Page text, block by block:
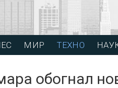
МИР ТЕХНО
обогнал